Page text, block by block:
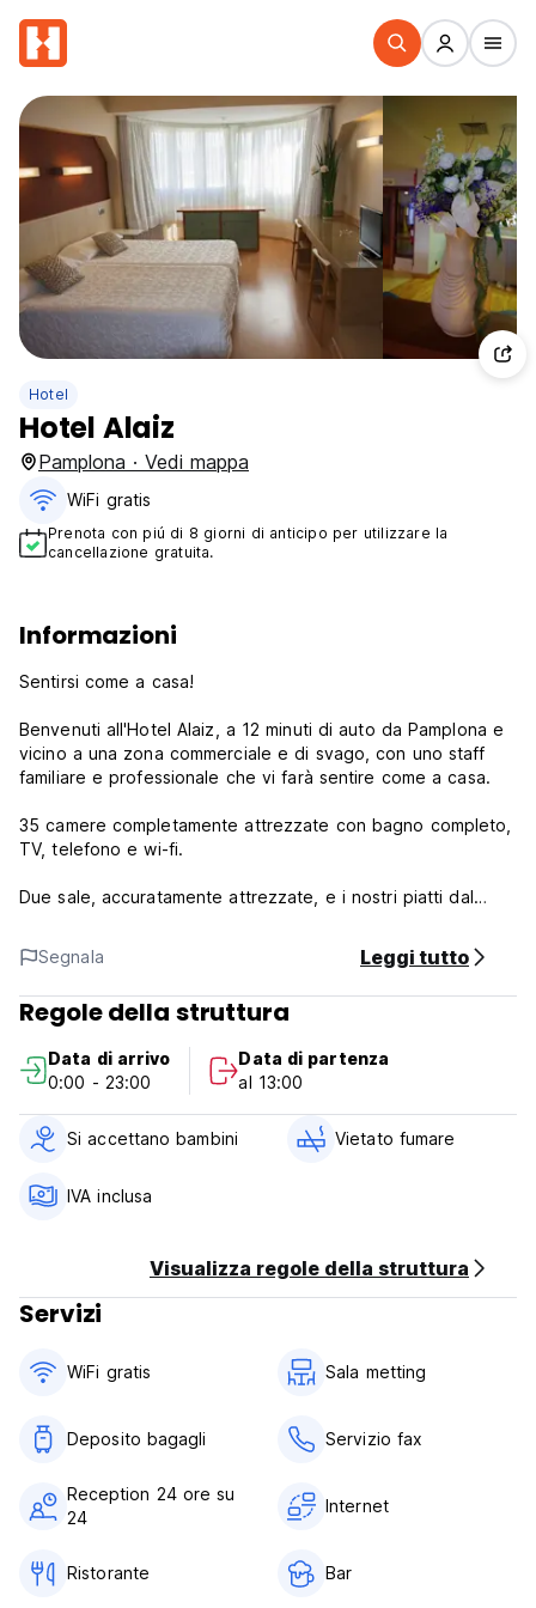
Hotel
Hotel Alaiz
Pamplona · Vedi mappa
WiFi gratis
Prenota con piú di 8 giorni di anticipo per utilizzare la
cancellazione gratuita.
Informazioni
Sentirsi come a casa!
Benvenuti all'Hotel Alaiz, a 12 minuti di auto da Pamplona e
vicino a una zona commerciale e di svago, con uno staff
familiare e professionale che vi farà sentire come a casa.
35 camere completamente attrezzate con bagno completo,
TV, telefono e wi-fi.
Due sale, accuratamente attrezzate, e i nostri piatti dal
ideale per la celebrazione di eventi come matrimoni e prime
comunioni.
I nostri servizi sono:
* Ristorante la Carte o Menu fisso
* WI-FI
* Reception 24 ore su 24 con servizio fax e rete di
accesso a Internet
* Giornali
muscolare e sauna.
* Servizio di lavanderia
* Parcheggio con accesso all'hotel (senza scale).
* Garage gratuito
Segnala Leggi tutto
Regole della struttura
Data di arrivo
0:00 - 23:00
Data di partenza
al 13:00
Si accettano bambini Vietato fumare
IVA inclusa
Visualizza regole della struttura
Servizi
WiFi gratis Sala metting
Deposito bagagli Servizio fax
Reception 24 ore su
24
Internet
Ristorante Bar